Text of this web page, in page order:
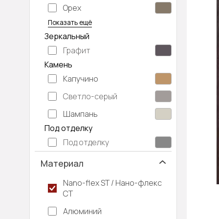
Орех
Серый дуб
Показать ещё
Зеркальный
Графит
Камень
Капучино
Светло-серый
Шампань
Под отделку
Под отделку
Материал
Nano-flex ST / Нано-флекс
СТ
Алюминий